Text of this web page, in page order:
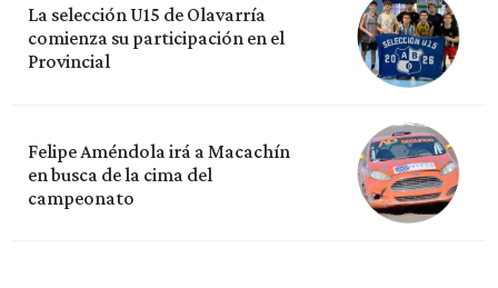
La selección U15 de Olavarría
comienza su participación en el
Provincial
Felipe Améndola irá a Macachín
en busca de la cima del
campeonato